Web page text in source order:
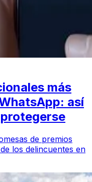
más
así
de premios
los delincuentes en